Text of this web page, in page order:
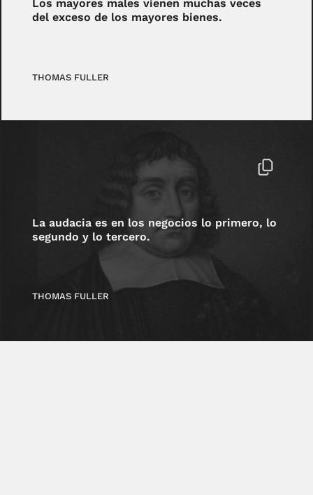
Los mayores males vienen muchas veces
del exceso de los mayores bienes.
THOMAS FULLER
La audacia es en los negocios lo primero, lo
segundo y lo tercero.
THOMAS FULLER